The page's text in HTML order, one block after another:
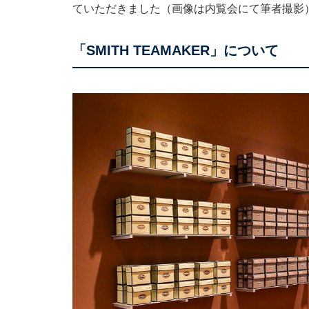
ていただきました（画像は内覧会にて筆者撮影
「SMITH TEAMAKER」について